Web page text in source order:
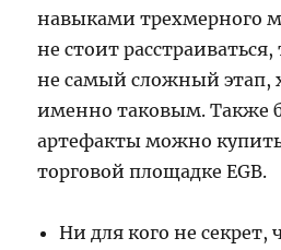
навыками трехмерного
не стоит расстраиваться,
не самый сложный этап,
именно таковым. Также
артефакты можно
торговой площадке EGB.
Ни для кого не секрет,